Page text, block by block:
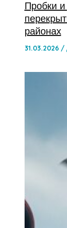
Пробки
районах
31.03.2026 /